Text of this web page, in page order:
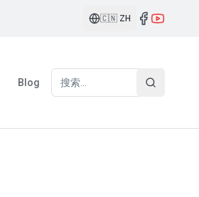
🇨🇳 ZH
Blog